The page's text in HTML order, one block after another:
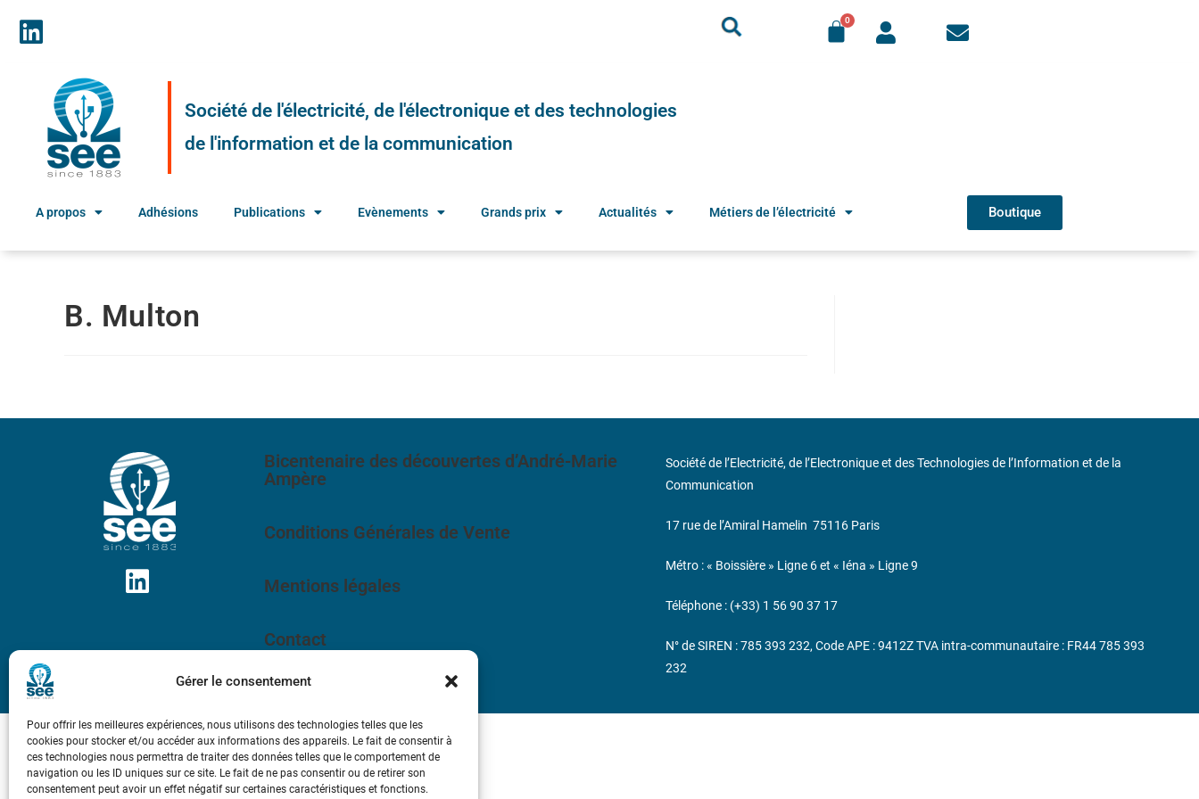
Gérer le consentement
Pour offrir les meilleures expériences, nous utilisons des technologies telles que les
cookies pour stocker et/ou accéder aux informations des appareils. Le fait de consentir à
ces technologies nous permettra de traiter des données telles que le comportement de
navigation ou les ID uniques sur ce site. Le fait de ne pas consentir ou de retirer son
consentement peut avoir un effet négatif sur certaines caractéristiques et fonctions.
Société de l'électricité, de l'électronique et des technologies
de l'information et de la communication
A propos Adhésions Publications Evènements Grands prix Actualités Métiers de l’électricité Boutique
B. Multon
Bicentenaire des découvertes d’André-Marie
Ampère
Conditions Générales de Vente
Mentions légales
Contact
Société de l’Electricité, de l’Electronique et des Technologies de l’Information et de la
Communication
17 rue de l’Amiral Hamelin 75116 Paris
Métro : « Boissière » Ligne 6 et « Iéna » Ligne 9
Téléphone : (+33) 1 56 90 37 17
N° de SIREN : 785 393 232, Code APE : 9412Z TVA intra-communautaire : FR44 785 393
232